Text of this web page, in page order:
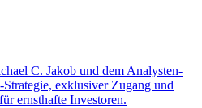
C. Jakob und dem Analysten-
exklusiver Zugang und
ernsthafte Investoren.